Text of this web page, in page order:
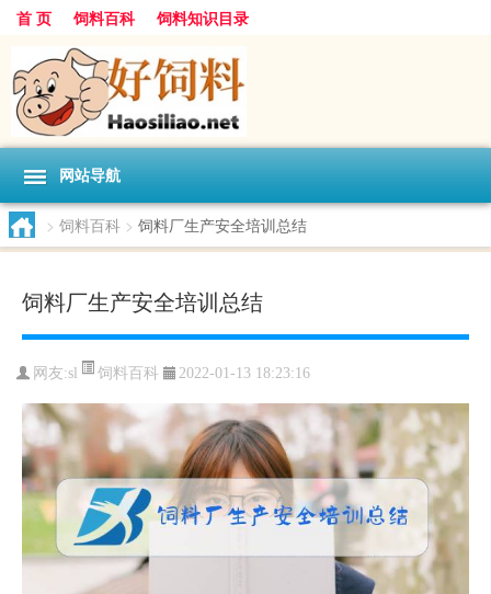
首 页 饲料百科 饲料知识目录
网站导航
> 饲料百科 > 饲料厂生产安全培训总结
饲料厂生产安全培训总结
网友:sl 饲料百科 2022-01-13 18:23:16